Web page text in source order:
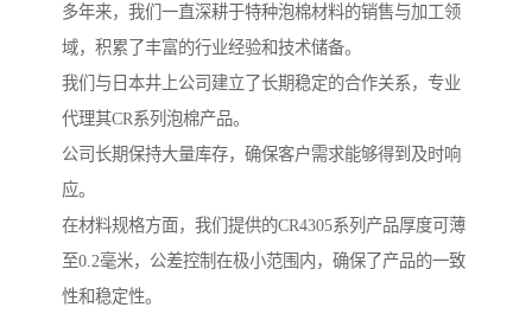
多年来，我们一直深耕于特种泡棉材料的销售与加工领
域，积累了丰富的行业经验和技术储备。
我们与日本井上公司建立了长期稳定的合作关系，专业
代理其CR系列泡棉产品。
公司长期保持大量库存，确保客户需求能够得到及时响
应。
在材料规格方面，我们提供的CR4305系列产品厚度可薄
至0.2毫米，公差控制在极小范围内，确保了产品的一致
性和稳定性。